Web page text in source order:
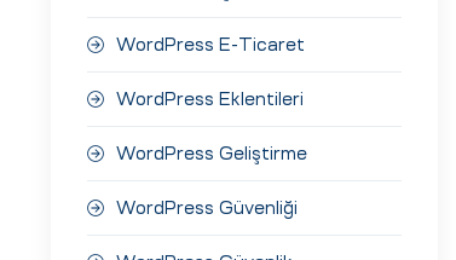
WordPress E-Ticaret
WordPress Eklentileri
WordPress Geliştirme
WordPress Güvenliği